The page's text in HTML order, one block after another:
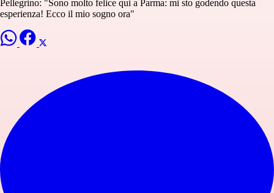
Pellegrino: "Sono molto felice qui a Parma: mi sto godendo questa
esperienza! Ecco il mio sogno ora"